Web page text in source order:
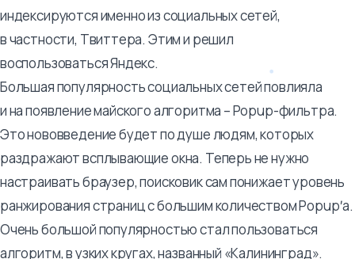
индексируются именно из социальных сетей,
в частности, Твиттера. Этим и решил
воспользоваться Яндекс.
Большая популярность социальных сетей повлияла
и на появление майского алгоритма – Popup-фильтра.
Это нововведение будет по душе людям, которых
раздражают всплывающие окна. Теперь не нужно
настраивать браузер, поисковик сам понижает уровень
ранжирования страниц с большим количеством Popup′а.
Очень большой популярностью стал пользоваться
алгоритм, в узких кругах, названный «Калининград».